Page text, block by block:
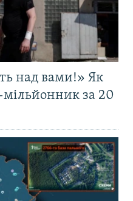
над вами!» Як
мільйонник за 20